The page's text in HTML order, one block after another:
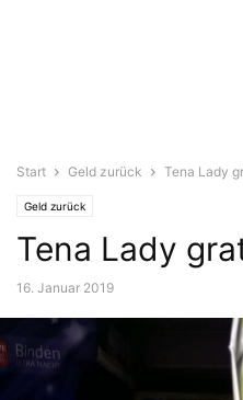
Start Geld zurück Tena Lady
Geld zurück
Tena Lady
16. Januar 2019